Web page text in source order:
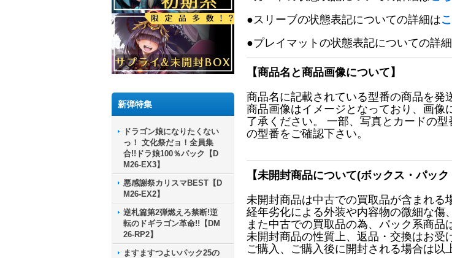
新弾特集
ドラゴン娘になりたくない
っ！ 文化祭だョ！全員集
合!!ドラ娘100％パック【D
M26-EX3】
悪感謝祭カリスマBEST【D
M26-EX2】
逆札篇第2弾燃えろ禁断!逆
転のドギラゴン革命!!【DM
26-RP2】
ますますつよいパック25の
●スリーブの状態表記についての詳細は
●プレイマットの状態表記についての詳
【商品名と商品画像について】
商品名に記載されている型番の商品を発
商品画像はイメージとなっており、画
了承ください。 一部、写真とカードの
の型番をご確認下さい。
【未開封商品について(ボックス・パッ
未開封商品は中古での買取品が含まれる
経年劣化による外装や内容物の微細な傷
また中古での買取品の為、パック系商品
未開封商品の性質上、返品・交換はお受
ご購入、ご購入後に開封される場合は以